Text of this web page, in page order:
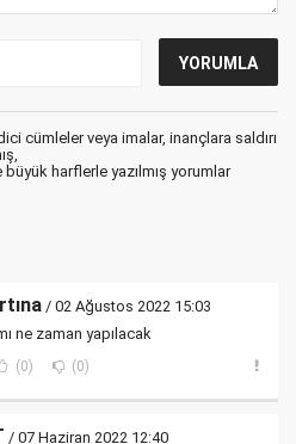
cümleler veya imalar, inançlara saldırı
harflerle yazılmış yorumlar
/ 02 Ağustos 2022 15:03
ne zaman yapılacak
(0) (0)
/ 07 Haziran 2022 12:40